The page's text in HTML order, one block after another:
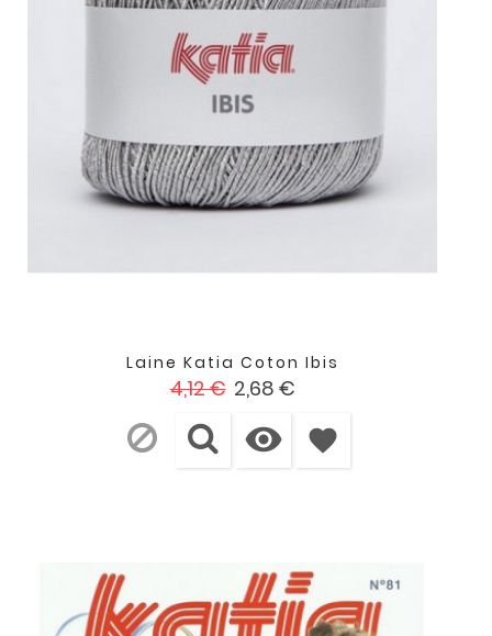
Laine Katia Coton Ibis
Prix
base
4,12 € Prix
2,68 €
 favorite